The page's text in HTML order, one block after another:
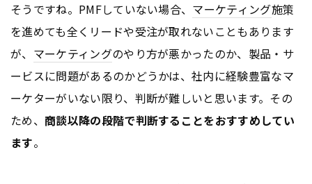
そうですね。PMFしていない場合、 マーケティング施策
を進めても全くリードや受注が取れないこともあります
が、 マーケティングのやり方が悪かったのか、製品・サ
ービスに問題があるのかどうかは、社内に経験豊富なマ
ーケターがいない限り、判断が難しいと思います。その
ため、 商談以降の段階で判断することをおすすめしてい
ます。